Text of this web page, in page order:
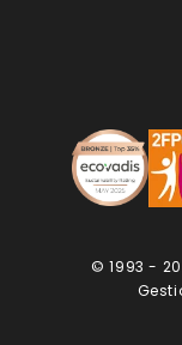
© 1993 -